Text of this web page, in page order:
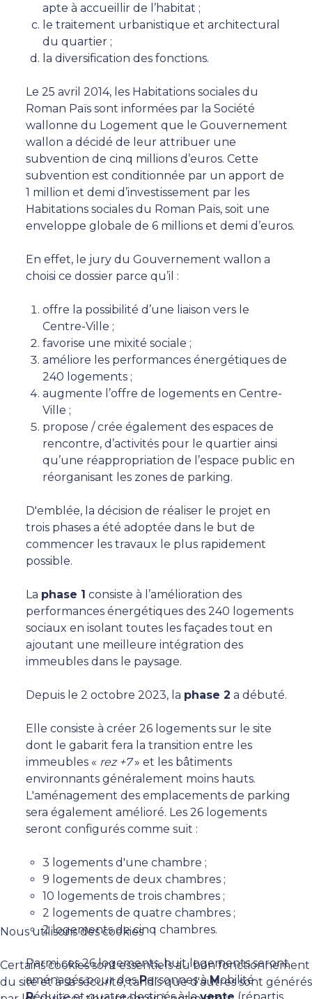
apte à accueillir de l’habitat ;
le traitement urbanistique et architectural
du quartier ;
la diversification des fonctions.
Le 25 avril 2014, les Habitations sociales du
Roman Païs sont informées par la Société
wallonne du Logement que le Gouvernement
wallon a décidé de leur attribuer une
subvention de cinq millions d’euros. Cette
subvention est conditionnée par un apport de
1 million et demi d’investissement par les
Habitations sociales du Roman Païs, soit une
enveloppe globale de 6 millions et demi d’euros.
En effet, le jury du Gouvernement wallon a
choisi ce dossier parce qu’il :
offre la possibilité d’une liaison vers le
Centre-Ville ;
favorise une mixité sociale ;
améliore les performances énergétiques de
240 logements ;
augmente l’offre de logements en Centre-
Ville ;
propose / crée également des espaces de
rencontre, d’activités pour le quartier ainsi
qu’une réappropriation de l’espace public en
réorganisant les zones de parking.
D'emblée, la décision de réaliser le projet en
trois phases a été adoptée dans le but de
commencer les travaux le plus rapidement
possible.
La phase 1 consiste à l’amélioration des
performances énergétiques des 240 logements
sociaux en isolant toutes les façades tout en
ajoutant une meilleure intégration des
immeubles dans le paysage.
Depuis le 2 octobre 2023, la phase 2 a débuté.
Elle consiste à créer 26 logements sur le site
dont le gabarit fera la transition entre les
immeubles « rez +7» et les bâtiments
environnants généralement moins hauts.
L'aménagement des emplacements de parking
sera également amélioré. Les 26 logements
seront configurés comme suit :
3 logements d'une chambre ;
9 logements de deux chambres ;
10 logements de trois chambres ;
2 logements de quatre chambres ;
2 logements de cinq chambres.
Parmi ces 26 logements, huit logements seront
aménagés pour desPersonnes àMobilité
Réduite et quatre destinés à lavente (répartis
Nous utilisons des cookies
Certains cookies sont essentiels au bon fonctionnement
du site et à sa sécurité, tandis que d'autres sont générés